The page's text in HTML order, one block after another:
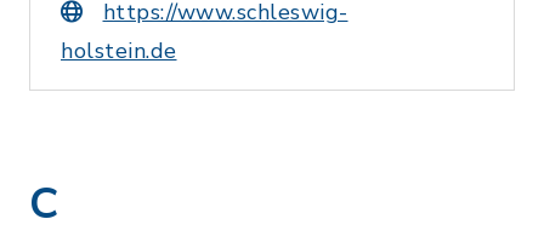
https://www.schleswig-
holstein.de
C